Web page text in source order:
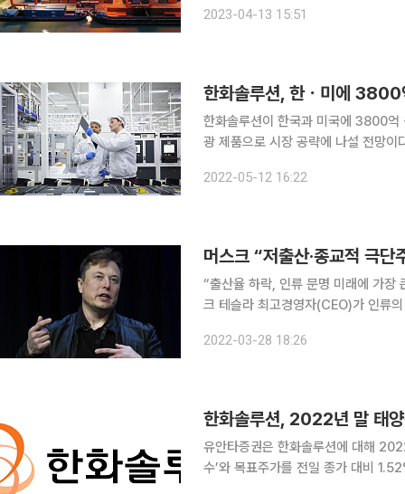
한 3155억 달러(약 414조2515억 원
2023-04-13 15:51
한화솔루션, 한ㆍ미에
한화솔루션이 한국과 미국에 3800억
광 제품으로 시장 공략에 나설 전망이다. 한화솔루션은 독일 뮌헨에서 열린 유럽 최대 태양
다고 12일 밝혔다. 우선 한
2022-05-12 16:22
“출산율 하락, 인류 문명 미래에 가장 큰
크 테슬라 최고경영자(CEO)가 인류
인 악셀스프링거의 마티아스 되프너
2022-03-28 18:26
한화솔루션, 2022년 말 태
유안타증권은 한화솔루션에 대해
수’와 목표주가를 전일 종가 대비 1.52%(600